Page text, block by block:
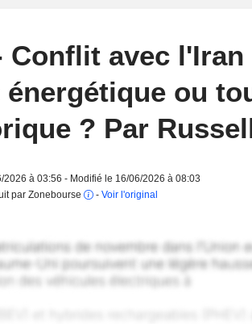
Conflit avec
énergétique ou
? Par
2026 à 03:56 - Modifié le 16/06/2026 à 08:03
par Zonebourse
- Voir l'original